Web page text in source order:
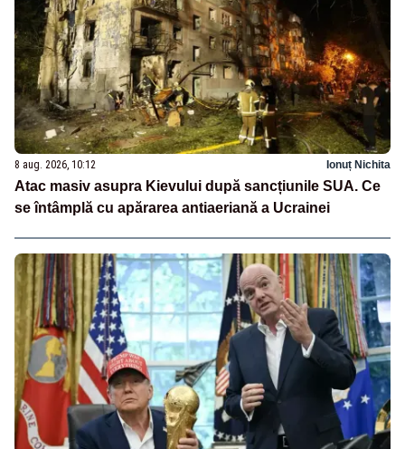
8 aug. 2026, 10:12 Ionuț Nichita
Atac masiv asupra Kievului după sancțiunile SUA. Ce
se întâmplă cu apărarea antiaeriană a Ucrainei